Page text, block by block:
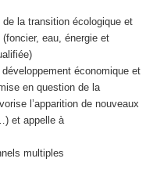
la transition écologique et
eau, énergie et
économique et
en question de la
l’apparition de nouveaux
et appelle à
multiples